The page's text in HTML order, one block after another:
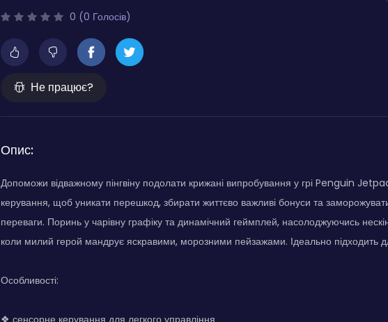
0 (0 Голосів)
Не працює?
Опис:
Допоможи відважному пінгвіну подолати крижані випробування у грі Penguin
керування, щоб уникати перешкод, збирати життєво важливі бонуси та
переваги. Поринь у чарівну графіку та динамічний геймплей, насолоджуючись
коли милий герой мандрує яскравими, морозними пейзажами. Ідеально підходить
Особливості:
❖ сенсорне керування для легкого управління